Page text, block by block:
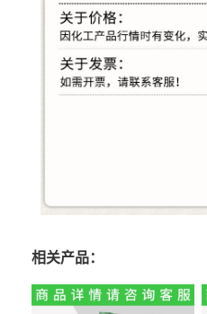
相关产品：